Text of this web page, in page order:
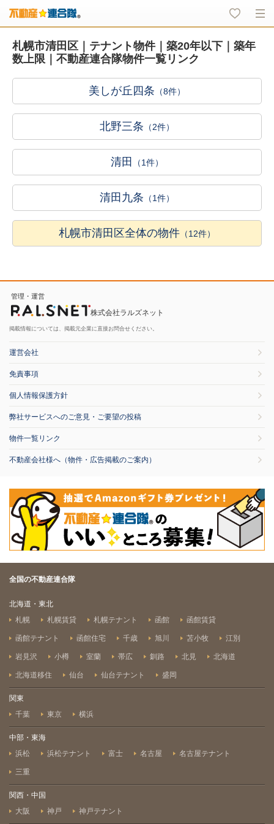
札幌市清田区｜テナント物件｜築20年以下｜築年
数上限｜不動産連合隊物件一覧リンク
美しが丘四条 （8件）
北野三条 （2件）
清田 （1件）
清田九条 （1件）
札幌市清田区全体の物件 （12件）
管理・運営
株式会社ラルズネット
掲載情報については、掲載元企業に直接お問合せください。
運営会社
免責事項
個人情報保護方針
弊社サービスへのご意見・ご要望の投稿
物件一覧リンク
不動産会社様へ（物件・広告掲載のご案内）
全国の不動産連合隊
北海道・東北
札幌
札幌賃貸 札幌テナント 函館 函館賃貸
函館テナント 函館住宅 千歳 旭川 苫小牧 江別
岩見沢 小樽 室蘭 帯広 釧路 北見 北海道
北海道移住 仙台 仙台テナント 盛岡
関東
千葉
東京 横浜
中部・東海
浜松
浜松テナント 富士 名古屋 名古屋テナント
三重
関西・中国
大阪
神戸 神戸テナント